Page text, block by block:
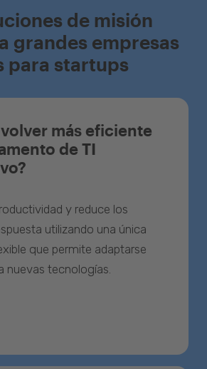
de misión
grandes empresas
para startups
más eficiente
de TI
y reduce los
utilizando una única
que permite adaptarse
nuevas tecnologías.